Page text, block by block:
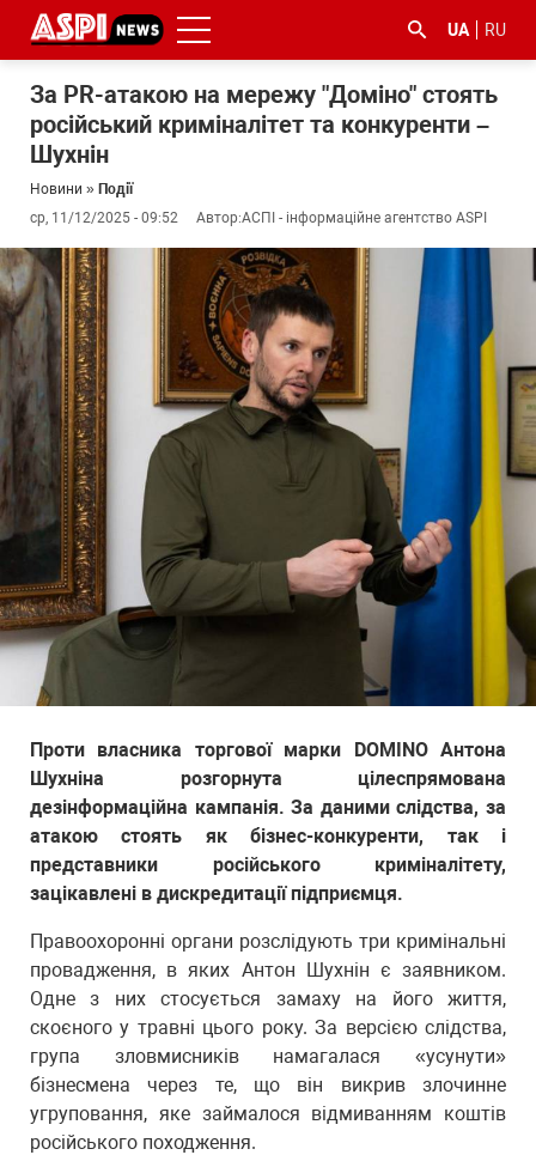
UA RU
За PR-атакою на мережу "Доміно" стоять
російський криміналітет та конкуренти –
Шухнін
Новини » Події
ср, 11/12/2025 - 09:52
Автор:АСПІ - інформаційне агентство ASPI
Проти власника торгової марки DOMINO Антона
Шухніна розгорнута цілеспрямована
дезінформаційна кампанія. За даними слідства, за
атакою стоять як бізнес-конкуренти, так і
представники російського криміналітету,
зацікавлені в дискредитації підприємця.
Правоохоронні органи розслідують три кримінальні
провадження, в яких Антон Шухнін є заявником.
Одне з них стосується замаху на його життя,
скоєного у травні цього року. За версією слідства,
група зловмисників намагалася «усунути»
бізнесмена через те, що він викрив злочинне
угруповання, яке займалося відмиванням коштів
російського походження.
#ООС
#боротьба
з
корупцією
#ДФС #Київ #коронавірус